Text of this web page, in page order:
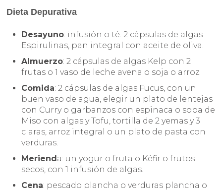
Dieta Depurativa
Desayuno: infusión o té. 2 cápsulas de algas
Espirulinas, pan integral con aceite de oliva.
Almuerzo: 2 cápsulas de algas Kelp con 2
frutas o 1 vaso de leche avena o soja o arroz.
Comida: 2 cápsulas de algas Fucus, con un
buen vaso de agua, elegir un plato de lentejas
con Curry o garbanzos con espinaca o sopa de
Miso con algas y Tofu, tortilla de 2 yemas y 3
claras, arroz integral o un plato de pasta con
verduras.
Merienda: un yogur o fruta o Kéfir o frutos
secos, con 1 infusión de algas.
Cena: pescado plancha o verduras plancha o